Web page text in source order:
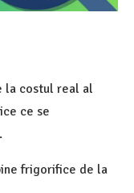
la costul real al
ce se
frigorifice de la